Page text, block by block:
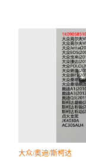
大众/奥迪/斯柯达